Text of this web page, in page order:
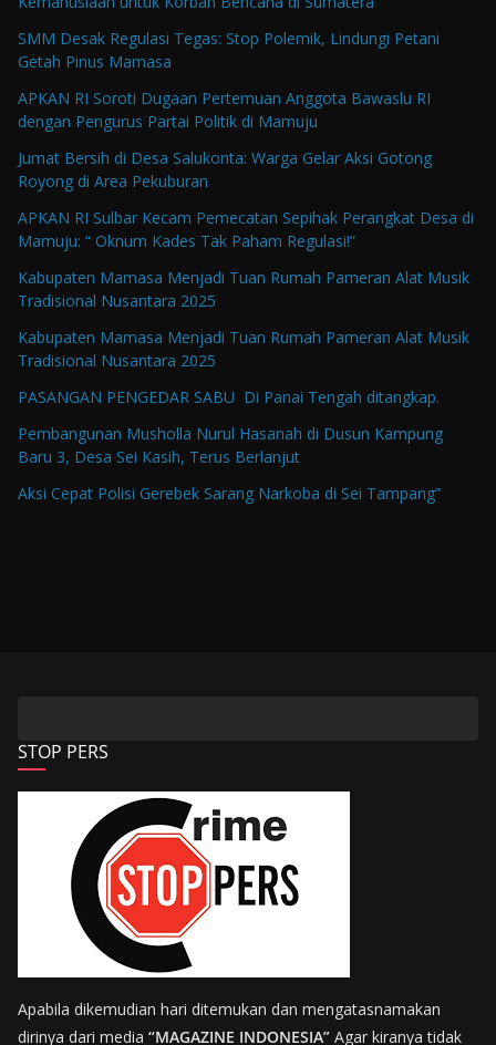
SMM Desak Regulasi Tegas: Stop Polemik, Lindungi Petani
Getah Pinus Mamasa
APKAN RI Soroti Dugaan Pertemuan Anggota Bawaslu RI
dengan Pengurus Partai Politik di Mamuju
Jumat Bersih di Desa Salukonta: Warga Gelar Aksi Gotong
Royong di Area Pekuburan
APKAN RI Sulbar Kecam Pemecatan Sepihak Perangkat Desa di
Mamuju: “ Oknum Kades Tak Paham Regulasi!”
Kabupaten Mamasa Menjadi Tuan Rumah Pameran Alat Musik
Tradisional Nusantara 2025
Kabupaten Mamasa Menjadi Tuan Rumah Pameran Alat Musik
Tradisional Nusantara 2025
PASANGAN PENGEDAR SABU Di Panai Tengah ditangkap.
Pembangunan Musholla Nurul Hasanah di Dusun Kampung
Baru 3, Desa Sei Kasih, Terus Berlanjut
Aksi Cepat Polisi Gerebek Sarang Narkoba di Sei Tampang”
STOP PERS
Apabila dikemudian hari ditemukan dan mengatasnamakan
dirinya dari media “MAGAZINE INDONESIA” Agar kiranya tidak